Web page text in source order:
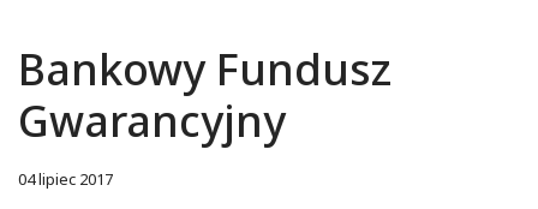
Bankowy Fundusz
Gwarancyjny
04 lipiec 2017